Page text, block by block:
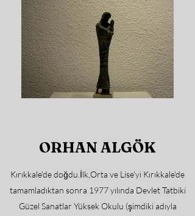
ORHAN ALGÖK
Kırıkkale'de doğdu.İlk,Orta ve Lise'yi Kırıkkale'de
tamamladıktan sonra 1977 yılında Devlet Tatbiki
Güzel Sanatlar Yüksek Okulu (şimdiki adıyla